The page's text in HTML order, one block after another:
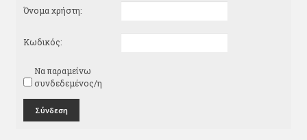
Όνομα χρήστη:
Κωδικός:
Να παραμείνω
συνδεδεμένος/η
Σύνδεση